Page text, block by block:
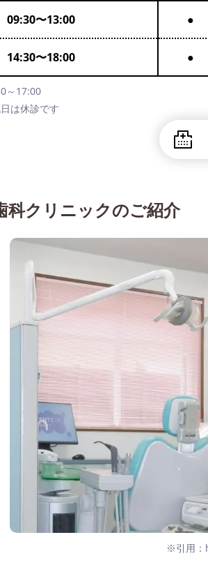
09:30〜13:00 ●
14:30〜18:00 ●
～17:00
は休診です
科クリニックのご紹介
※引用